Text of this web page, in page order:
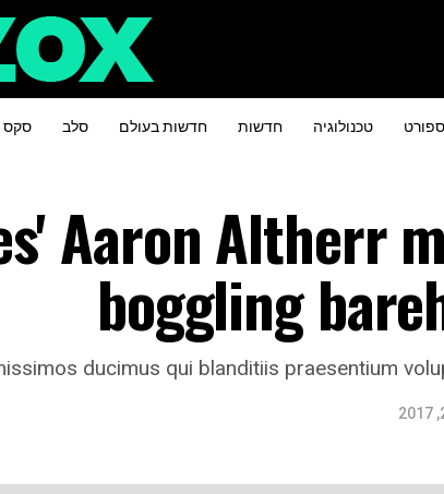
ספורט טכנולוגיה חדשות חדשות בעולם סלב סקס
Aaron Altherr
boggling
ducimus qui blanditiis praesentium